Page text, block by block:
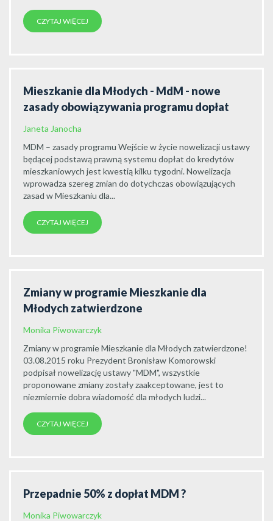
CZYTAJ WIĘCEJ
Mieszkanie dla Młodych - MdM - nowe
zasady obowiązywania programu dopłat
Janeta Janocha
MDM – zasady programu Wejście w życie nowelizacji ustawy
będącej podstawą prawną systemu dopłat do kredytów
mieszkaniowych jest kwestią kilku tygodni. Nowelizacja
wprowadza szereg zmian do dotychczas obowiązujących
zasad w Mieszkaniu dla...
CZYTAJ WIĘCEJ
Zmiany w programie Mieszkanie dla
Młodych zatwierdzone
Monika Piwowarczyk
Zmiany w programie Mieszkanie dla Młodych zatwierdzone!
03.08.2015 roku Prezydent Bronisław Komorowski
podpisał nowelizację ustawy "MDM", wszystkie
proponowane zmiany zostały zaakceptowane, jest to
niezmiernie dobra wiadomość dla młodych ludzi...
CZYTAJ WIĘCEJ
Przepadnie 50% z dopłat MDM ?
Monika Piwowarczyk